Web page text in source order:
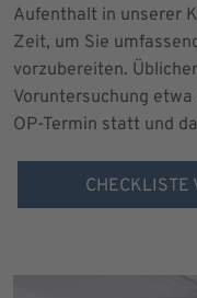
Aufenthalt in unserer
Zeit, um Sie
vorzubereiten.
Voruntersuchung
OP-Termin statt und
CHECKLISTE